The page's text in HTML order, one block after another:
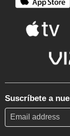
Suscríbete a